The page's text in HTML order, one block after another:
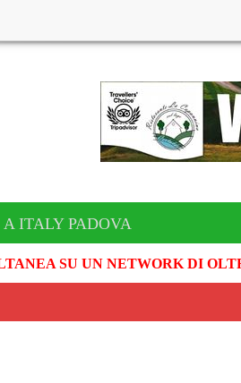
ITALY PADOVA
SU UN NETWORK DI